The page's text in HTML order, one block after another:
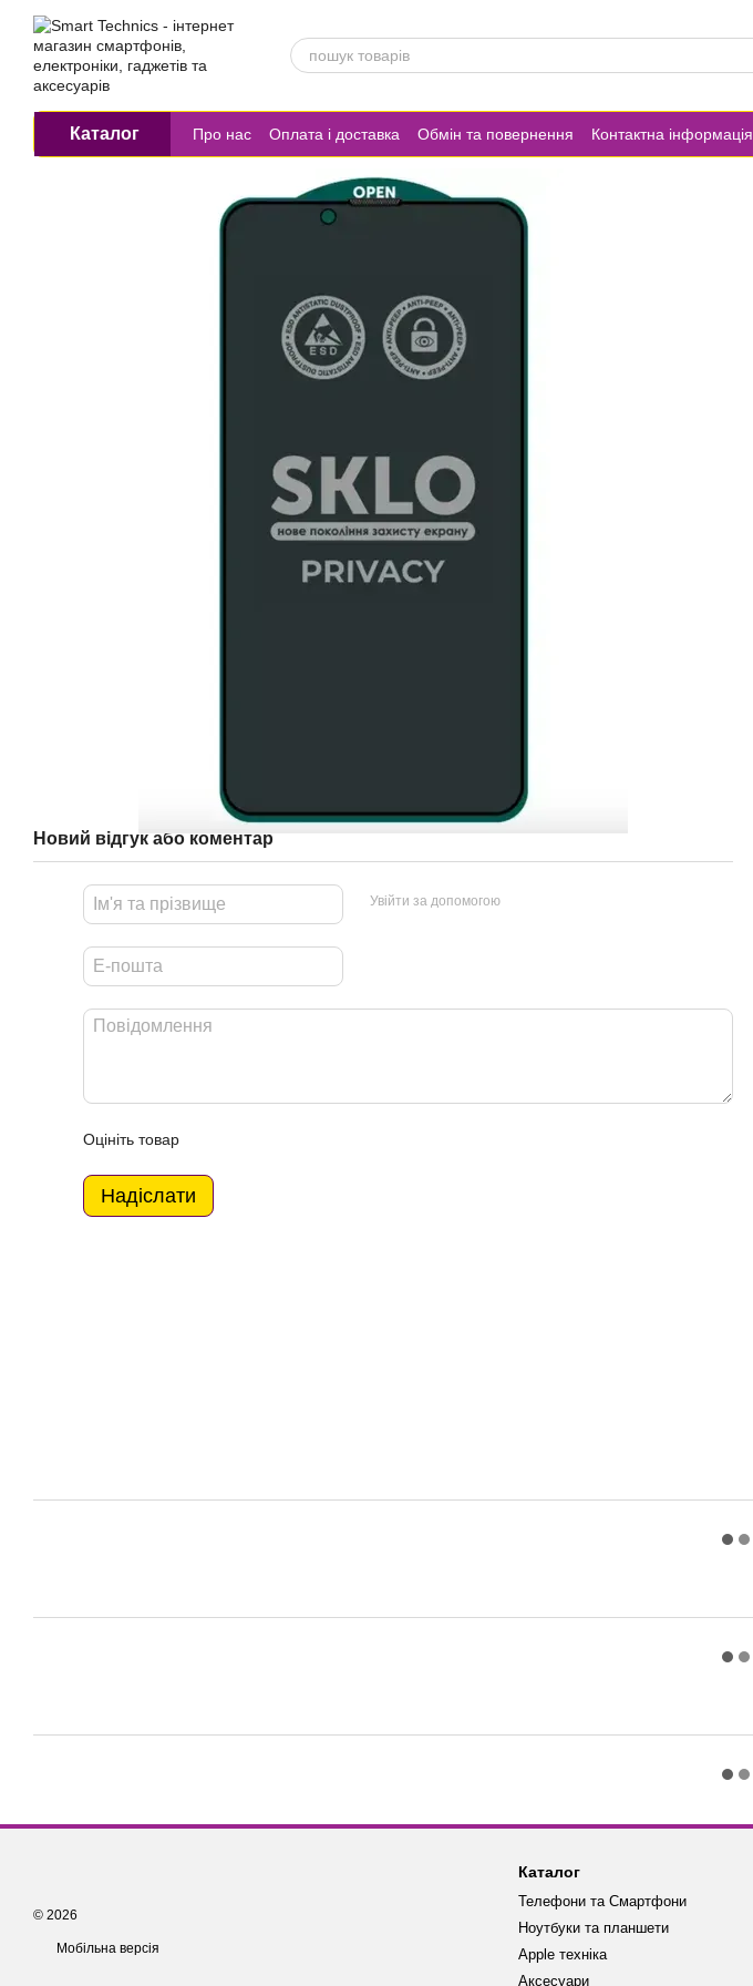
Перейти до основного контенту
Каталог Про нас Оплата і доставка Обмін та повернення Контактна інформація
Новий відгук або коментар
Увійти за допомогою
Оцініть товар
Надіслати
© 2026
Мобільна версія
Каталог
Телефони та Смартфони
Ноутбуки та планшети
Apple техніка
Аксесуари